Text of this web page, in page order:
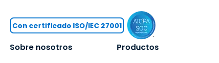
Sobre nosotros Productos
Con certificado ISO/IEC 27001